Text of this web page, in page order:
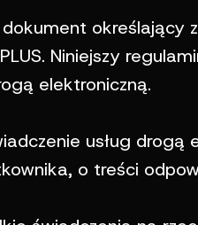
określający
Niniejszy
elektroniczną.
usług drogą
o treści